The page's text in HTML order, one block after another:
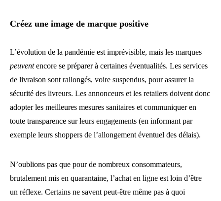
Créez une image de marque positive
L’évolution de la pandémie est imprévisible, mais les marques
peuventencore se préparer à certaines éventualités. Les services
de livraison sont rallongés, voire suspendus, pour assurer la
sécurité des livreurs. Les annonceurs et les retailers doivent donc
adopter les meilleures mesures sanitaires et communiquer en
toute transparence sur leurs engagements (en informant par
exemple leurs shoppers de l’allongement éventuel des délais).
N’oublions pas que pour de nombreux consommateurs,
brutalement mis en quarantaine, l’achat en ligne est loin d’être
un réflexe. Certains ne savent peut-être même pas à quoi